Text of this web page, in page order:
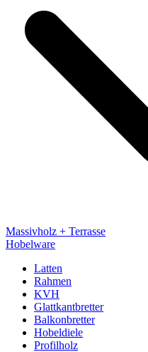
Massivholz + Terrasse
Hobelware
Latten
Rahmen
KVH
Glattkantbretter
Balkonbretter
Hobeldiele
Profilholz